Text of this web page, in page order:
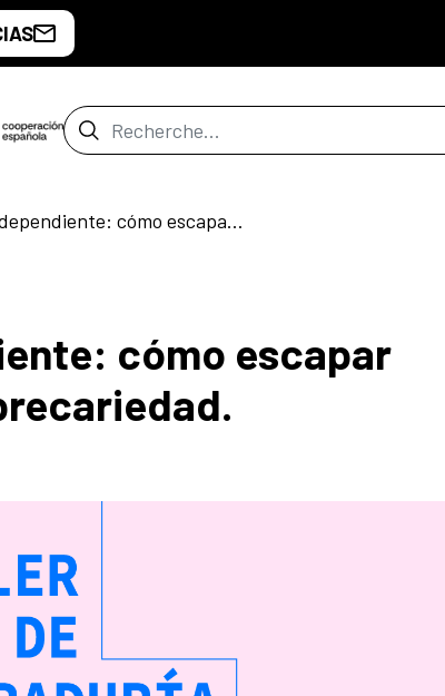
Barre de recherche
Curaduría independiente: cómo escapar (ligeramente) de la precariedad.
cómo escapar